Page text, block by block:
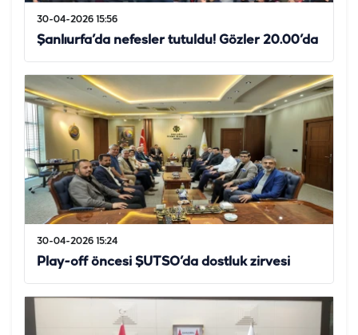
30-04-2026 15:56
Şanlıurfa’da nefesler tutuldu! Gözler 20.00’da
30-04-2026 15:24
Play-off öncesi ŞUTSO’da dostluk zirvesi